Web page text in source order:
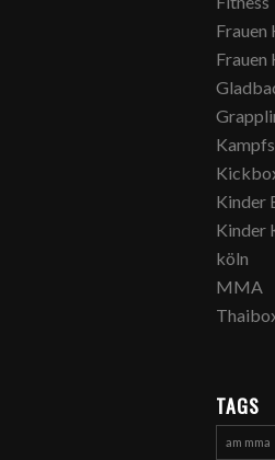
Frauen
Kinder
Kinder
köln
MMA
TAGS
am mma